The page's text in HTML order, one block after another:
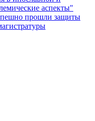
аспекты"
прошли защиты